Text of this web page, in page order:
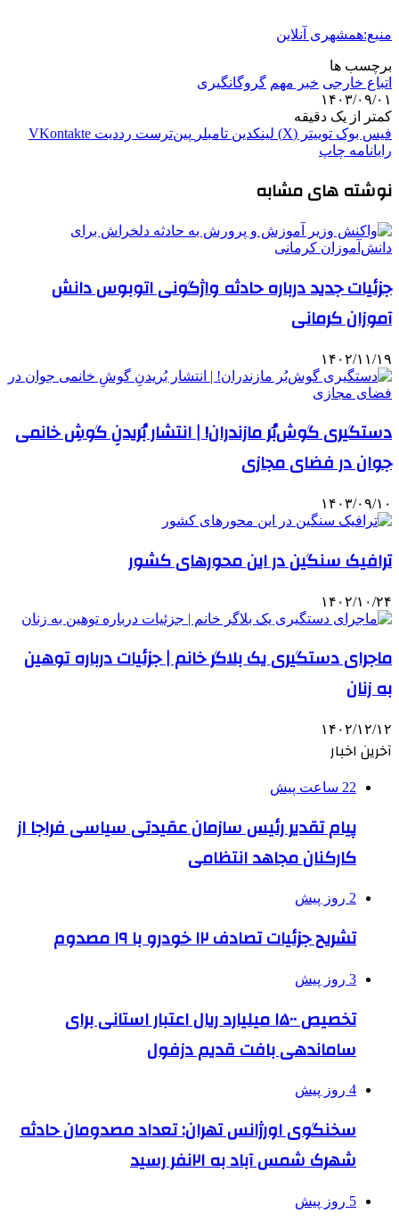
منبع:همشهری آنلاین
برچسب ها
اتباع خارجی خبر مهم گروگانگیری
۱۴۰۳/۰۹/۰۱
کمتر از یک دقیقه
فیس بوک توییتر (X) لینکدین ‫تامبلر ‫پین‌ترست ‫رددیت ‫VKontakte
رایانامه چاپ
نوشته های مشابه
جزئیات جدید درباره حادثه واژگونی اتوبوس دانش
آموزان کرمانی
۱۴۰۲/۱۱/۱۹
دستگیری گوش‌بُر مازندران! | انتشار بُریدنِ گوشِ خانمی
جوان در فضای مجازی
۱۴۰۳/۰۹/۱۰
ترافیک سنگین در این محورهای کشور
۱۴۰۲/۱۰/۲۴
ماجرای دستگیری یک بلاگر خانم | جزئیات درباره توهین
به زنان
۱۴۰۲/۱۲/۱۲
آخرین اخبار
22 ساعت پیش
پیام تقدیر رئیس سازمان عقیدتی سیاسی فراجا از
کارکنان مجاهد انتظامی
2 روز پیش
تشریح جزئیات تصادف ۱۲ خودرو با ۱۹ مصدوم
3 روز پیش
تخصیص ۱۵۰۰ میلیارد ریال اعتبار استانی برای
ساماندهی بافت قدیم دزفول
4 روز پیش
سخنگوی اورژانس تهران: تعداد مصدومان حادثه
شهرک شمس آباد به ۲۱نفر رسید
5 روز پیش